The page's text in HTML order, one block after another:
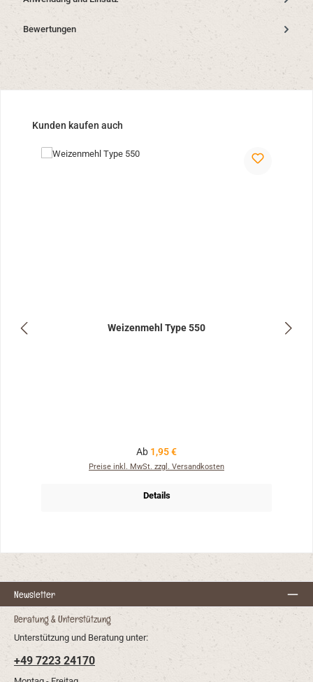
Bewertungen
Produktgalerie überspringen
Kunden kaufen auch
Weizenmehl Type 550
Regulärer Preis:
Ab 1,95 €
Preise inkl. MwSt. zzgl. Versandkosten
Details
Newsletter
Beratung & Unterstützung
Unterstützung und Beratung unter:
+49 7223 24170